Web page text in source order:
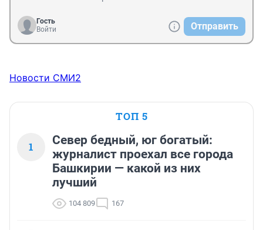
Гость
Войти
Отправить
Новости СМИ2
ТОП 5
1
Север бедный, юг богатый:
журналист проехал все города
Башкирии — какой из них
лучший
104 809 167